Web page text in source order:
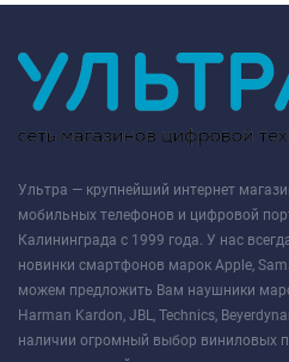
Ультра — крупнейший интернет
мобильных телефонов и цифровой
Калининграда с 1999 года. У нас
новинки смартфонов марок Apple,
можем предложить Вам наушники
Harman Kardon, JBL, Technics,
наличии огромный выбор виниловых